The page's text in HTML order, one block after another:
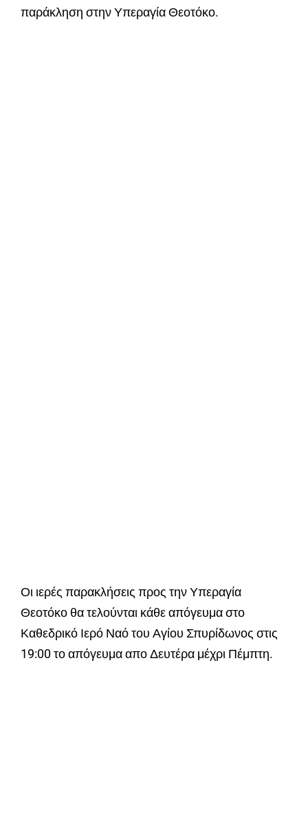
παράκληση στην Υπεραγία Θεοτόκο.
Οι ιερές παρακλήσεις προς την Υπεραγία
Θεοτόκο θα τελούνται κάθε απόγευμα στο
Καθεδρικό Ιερό Ναό του Αγίου Σπυρίδωνος στις
19:00 το απόγευμα απο Δευτέρα μέχρι Πέμπτη.